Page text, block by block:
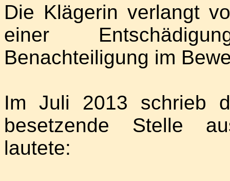
Die Klägerin verlangt
einer
Benachteiligung im
Im Juli 2013 schrieb
besetzende Stelle
lautete: